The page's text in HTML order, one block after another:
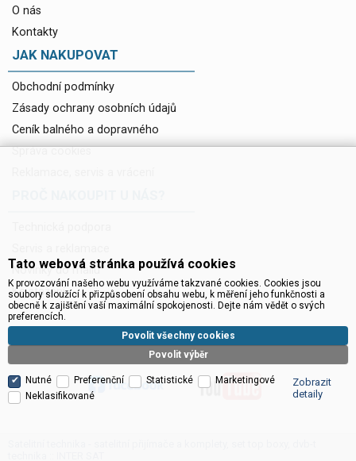
O nás
Kontakty
JAK NAKUPOVAT
Obchodní podmínky
Zásady ochrany osobních údajů
Ceník balného a dopravného
Správa cookies
Novinky do mailu
Ke stažení
Tato webová stránka používá cookies
K provozování našeho webu využíváme takzvané cookies. Cookies jsou
soubory sloužící k přizpůsobení obsahu webu, k měření jeho funkčnosti a
obecně k zajištění vaší maximální spokojenosti. Dejte nám vědět o svých
preferencích.
Povolit výběr
Povolit všechny cookies
Nutné Preferenční Statistické
Marketingové
Neklasifikované
Zobrazit
detaily